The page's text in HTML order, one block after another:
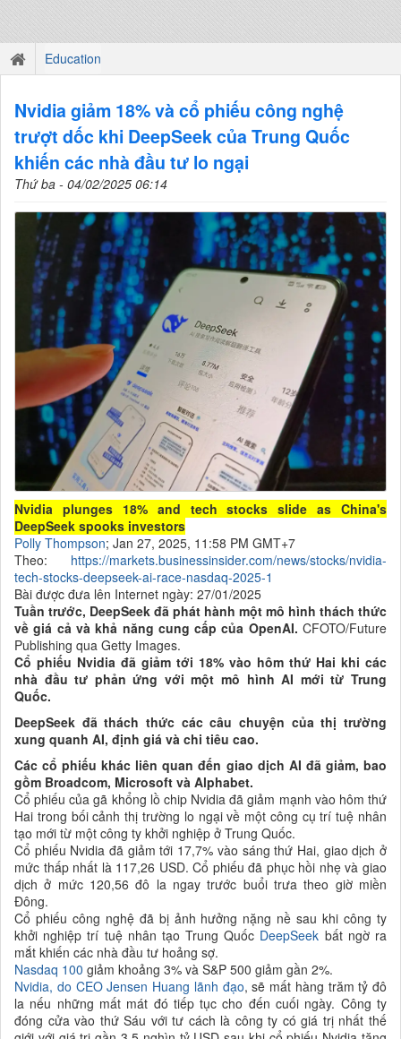
Education
Nvidia giảm 18% và cổ phiếu công nghệ
trượt dốc khi DeepSeek của Trung Quốc
khiến các nhà đầu tư lo ngại
Thứ ba - 04/02/2025 06:14
Nvidia plunges 18% and tech stocks slide as China's
DeepSeek spooks investors
Polly Thompson; Jan 27, 2025, 11:58 PM GMT+7
Theo: https://markets.businessinsider.com/news/stocks/nvidia-
tech-stocks-deepseek-ai-race-nasdaq-2025-1
Bài được đưa lên Internet ngày: 27/01/2025
Tuần trước, DeepSeek đã phát hành một mô hình thách thức
về giá cả và khả năng cung cấp của OpenAI. CFOTO/Future
Publishing qua Getty Images.
Cổ phiếu Nvidia đã giảm tới 18% vào hôm thứ Hai khi các
nhà đầu tư phản ứng với một mô hình AI mới từ Trung
Quốc.
DeepSeek đã thách thức các câu chuyện của thị trường
xung quanh AI, định giá và chi tiêu cao.
Các cổ phiếu khác liên quan đến giao dịch AI đã giảm, bao
gồm Broadcom, Microsoft và Alphabet.
Cổ phiếu của gã khổng lồ chip Nvidia đã giảm mạnh vào hôm thứ
Hai trong bối cảnh thị trường lo ngại về một công cụ trí tuệ nhân
tạo mới từ một công ty khởi nghiệp ở Trung Quốc.
Cổ phiếu Nvidia đã giảm tới 17,7% vào sáng thứ Hai, giao dịch ở
mức thấp nhất là 117,26 USD. Cổ phiếu đã phục hồi nhẹ và giao
dịch ở mức 120,56 đô la ngay trước buổi trưa theo giờ miền
Đông.
Cổ phiếu công nghệ đã bị ảnh hưởng nặng nề sau khi công ty
khởi nghiệp trí tuệ nhân tạo Trung Quốc DeepSeek bất ngờ ra
mắt khiến các nhà đầu tư hoảng sợ.
Nasdaq 100 giảm khoảng 3% và S&P 500 giảm gần 2%.
Nvidia, do CEO Jensen Huang lãnh đạo, sẽ mất hàng trăm tỷ đô
la nếu những mất mát đó tiếp tục cho đến cuối ngày. Công ty
đóng cửa vào thứ Sáu với tư cách là công ty có giá trị nhất thế